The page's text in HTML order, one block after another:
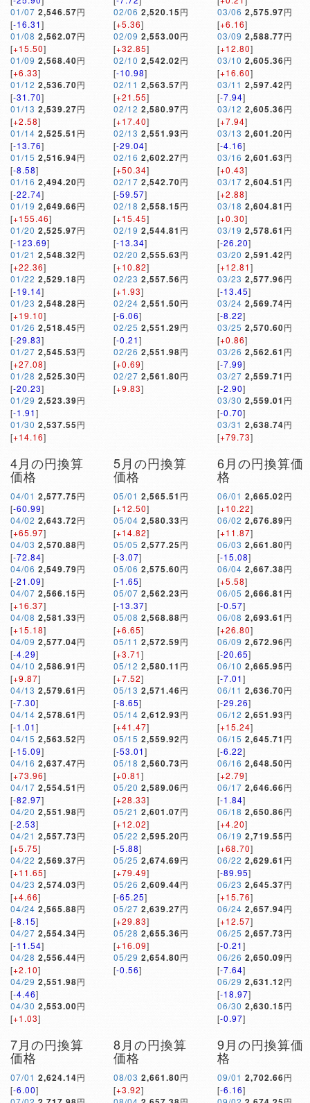
01/07 2,546.57円
[-16.31]
01/08 2,562.07円
[+15.50]
01/09 2,568.40円
[+6.33]
01/12 2,536.70円
[-31.70]
01/13 2,539.27円
[+2.58]
01/14 2,525.51 円
[-13.76]
01/15 2,516.94円
[-8.58]
01/16 2,494.20円
[-22.74]
01/19 2,649.66円
[+155.46]
01/20 2,525.97円
[-123.69]
01/21 2,548.32円
[+22.36]
01/22 2,529.18円
[-19.14]
01/23 2,548.28円
[+19.10]
01/26 2,518.45円
[-29.83]
01/27 2,545.53円
[+27.08]
01/28 2,525.30円
[-20.23]
01/29 2,523.39円
[-1.91]
01/30 2,537.55円
[+14.16]
02/06 2,520.15円
[+5.36]
02/09 2,553.00円
[+32.85]
02/10 2,542.02円
[-10.98]
02/11 2,563.57円
[+21.55]
02/12 2,580.97円
[+17.40]
02/13 2,551.93円
[-29.04]
02/16 2,602.27円
[+50.34]
02/17 2,542.70円
[-59.57]
02/18 2,558.15円
[+15.45]
02/19 2,544.81 円
[-13.34]
02/20 2,555.63円
[+10.82]
02/23 2,557.56円
[+1.93]
02/24 2,551.50円
[-6.06]
02/25 2,551.29円
[-0.21]
02/26 2,551.98円
[+0.69]
02/27 2,561.80円
[+9.83]
03/06 2,575.97円
[+6.16]
03/09 2,588.77円
[+12.80]
03/10 2,605.36円
[+16.60]
03/11 2,597.42円
[-7.94]
03/12 2,605.36円
[+7.94]
03/13 2,601.20円
[-4.16]
03/16 2,601.63円
[+0.43]
03/17 2,604.51 円
[+2.88]
03/18 2,604.81 円
[+0.30]
03/19 2,578.61 円
[-26.20]
03/20 2,591.42円
[+12.81]
03/23 2,577.96円
[-13.45]
03/24 2,569.74円
[-8.22]
03/25 2,570.60円
[+0.86]
03/26 2,562.61 円
[-7.99]
03/27 2,559.71 円
[-2.90]
03/30 2,559.01 円
[-0.70]
03/31 2,638.74円
[+79.73]
4月の円換算
価格
04/01 2,577.75円
[-60.99]
04/02 2,643.72円
[+65.97]
04/03 2,570.88円
[-72.84]
04/06 2,549.79円
[-21.09]
04/07 2,566.15円
[+16.37]
04/08 2,581.33円
[+15.18]
04/09 2,577.04円
[-4.29]
04/10 2,586.91 円
[+9.87]
04/13 2,579.61 円
[-7.30]
04/14 2,578.61 円
[-1.01]
04/15 2,563.52円
[-15.09]
04/16 2,637.47円
[+73.96]
04/17 2,554.51 円
[-82.97]
04/20 2,551.98円
[-2.53]
04/21 2,557.73円
[+5.75]
04/22 2,569.37円
[+11.65]
04/23 2,574.03円
[+4.66]
04/24 2,565.88円
[-8.15]
04/27 2,554.34円
[-11.54]
04/28 2,556.44円
[+2.10]
04/29 2,551.98円
[-4.46]
04/30 2,553.00円
[+1.03]
5月の円換算
価格
05/01 2,565.51 円
[+12.50]
05/04 2,580.33円
[+14.82]
05/05 2,577.25円
[-3.07]
05/06 2,575.60円
[-1.65]
05/07 2,562.23円
[-13.37]
05/08 2,568.88円
[+6.65]
05/11 2,572.59円
[+3.71]
05/12 2,580.11 円
[+7.52]
05/13 2,571.46円
[-8.65]
05/14 2,612.93円
[+41.47]
05/15 2,559.92円
[-53.01]
05/18 2,560.73円
[+0.81]
05/20 2,589.06円
[+28.33]
05/21 2,601.07円
[+12.02]
05/22 2,595.20円
[-5.88]
05/25 2,674.69円
[+79.49]
05/26 2,609.44円
[-65.25]
05/27 2,639.27円
[+29.83]
05/28 2,655.36円
[+16.09]
05/29 2,654.80円
[-0.56]
6月の円換算価
格
06/01 2,665.02円
[+10.22]
06/02 2,676.89円
[+11.87]
06/03 2,661.80円
[-15.08]
06/04 2,667.38円
[+5.58]
06/05 2,666.81 円
[-0.57]
06/08 2,693.61 円
[+26.80]
06/09 2,672.96円
[-20.65]
06/10 2,665.95円
[-7.01]
06/11 2,636.70円
[-29.26]
06/12 2,651.93円
[+15.24]
06/15 2,645.71 円
[-6.22]
06/16 2,648.50円
[+2.79]
06/17 2,646.66円
[-1.84]
06/18 2,650.86円
[+4.20]
06/19 2,719.55円
[+68.70]
06/22 2,629.61 円
[-89.95]
06/23 2,645.37円
[+15.76]
06/24 2,657.94円
[+12.57]
06/25 2,657.73円
[-0.21]
06/26 2,650.09円
[-7.64]
06/29 2,631.12円
[-18.97]
06/30 2,630.15円
[-0.97]
7月の円換算
価格
07/01 2,624.14円
[-6.00]
8月の円換算
価格
08/03 2,661.80円
[+3.92]
9月の円換算価
格
09/01 2,702.66円
[-6.16]